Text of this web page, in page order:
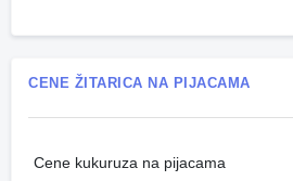
CENE ŽITARICA NA PIJACAMA
Cene kukuruza na pijacama